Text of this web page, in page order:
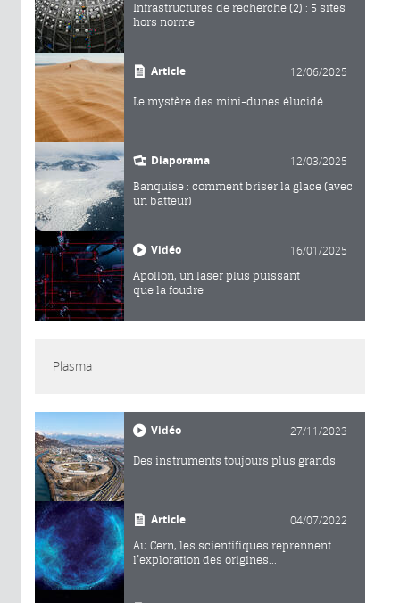
Infrastructures de recherche (2) : 5 sites
hors norme
Article 12/06/2025
Le mystère des mini-dunes élucidé
Diaporama 12/03/2025
Banquise : comment briser la glace (avec
un batteur)
Vidéo 16/01/2025
Apollon, un laser plus puissant
que la foudre
Plasma
Vidéo 27/11/2023
Des instruments toujours plus grands
Article 04/07/2022
Au Cern, les scientifiques reprennent
l’exploration des origines...